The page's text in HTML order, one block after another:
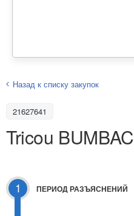
Назад к списку закупок
21627641
Tricou BUMBAC
1 ПЕРИОД РАЗЪЯСНЕНИЙ